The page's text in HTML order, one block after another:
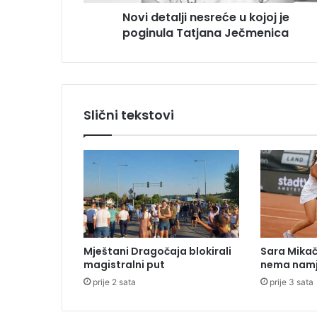
u
e
ć
e
u
j
o
j
j
e
p
o
i
Novi detalji nesreće u kojoj je
poginula Tatjana Ječmenica
Slični tekstovi
Mještani Dragočaja blokirali
magistralni put
prije 2 sata
Sara
nema
prije 3 sata